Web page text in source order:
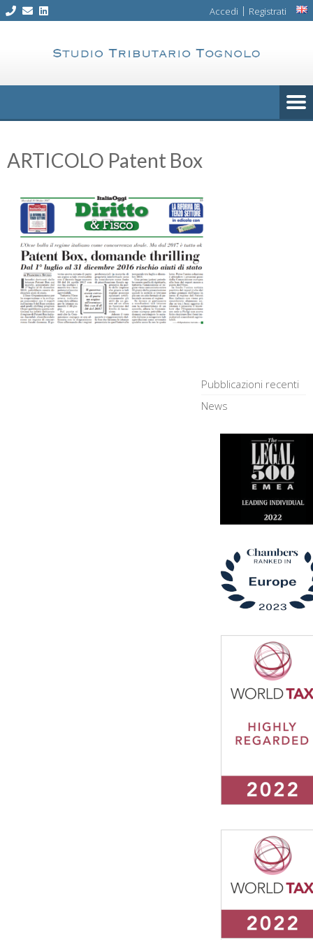
Skip
Accedi | Registrati
ARTICOLO Patent Box
Pubblicazioni recenti
News